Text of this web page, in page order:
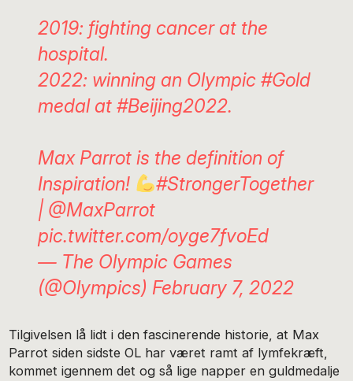
2019: fighting cancer at the
hospital.
2022: winning an Olympic #Gold
medal at #Beijing2022.
Max Parrot is the definition of
Inspiration!
#StrongerTogether
| @MaxParrot
pic.twitter.com/oyge7fvoEd
— The Olympic Games
(@Olympics) February 7, 2022
Tilgivelsen lå lidt i den fascinerende historie, at Max
Parrot siden sidste OL har været ramt af lymfekræft,
kommet igennem det og så lige napper en guldmedalje